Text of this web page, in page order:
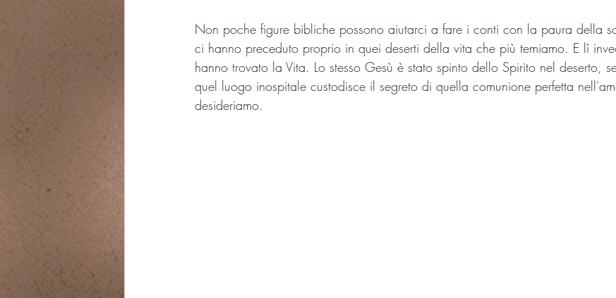
Non poche figure bibliche possono aiutarci a fare i conti con la paura della
ci hanno preceduto proprio in quei deserti della vita che più temiamo. E lì
hanno trovato la Vita. Lo stesso Gesù è stato spinto dello Spirito nel deserto,
quel luogo inospitale custodisce il segreto di quella comunione perfetta
desideriamo.